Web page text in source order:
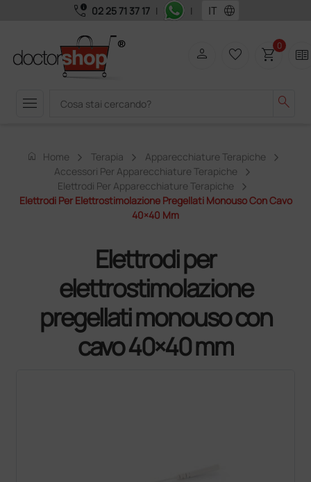
call_quality 02 25 71 37 17 | | language
menu search
person favorite_border shopping_cart0 two_pager
home Home Terapia
Apparecchiature Terapiche
Accessori Per Apparecchiature Terapiche
Elettrodi Per Apparecchiature Terapiche
Elettrodi Per Elettrostimolazione Pregellati Monouso Con Cavo
40×40 Mm
Elettrodi per
elettrostimolazione
pregellati monouso con
cavo 40×40 mm